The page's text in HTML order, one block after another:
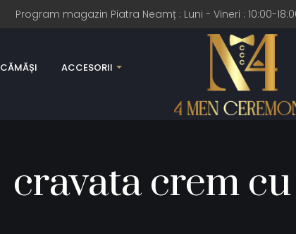
Program magazin Piatra Neamț : Luni - Vineri : 10:00-
CĂMĂȘI
ACCESORII
cravata crem